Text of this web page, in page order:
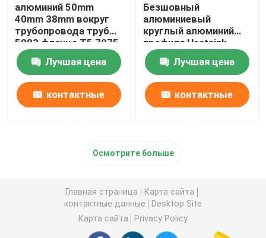
алюминий 50mm
40mm 38mm вокруг
трубопровода трубы
5083 фланца T5 7075
T6 для трубы масла
Лучшая цена
контактные
Безшовный
алюминиевый
круглый алюминий
профиля Heatsink
трубки трубы
прессовал Knurled
25mm 45mm 70mm
Лучшая цена
контактные
Осмотрите больше
Главная страница
Карта сайта
контактные данные
Desktop Site
Карта сайта
Privacy Policy